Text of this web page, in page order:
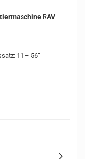
RAV
11 – 56“